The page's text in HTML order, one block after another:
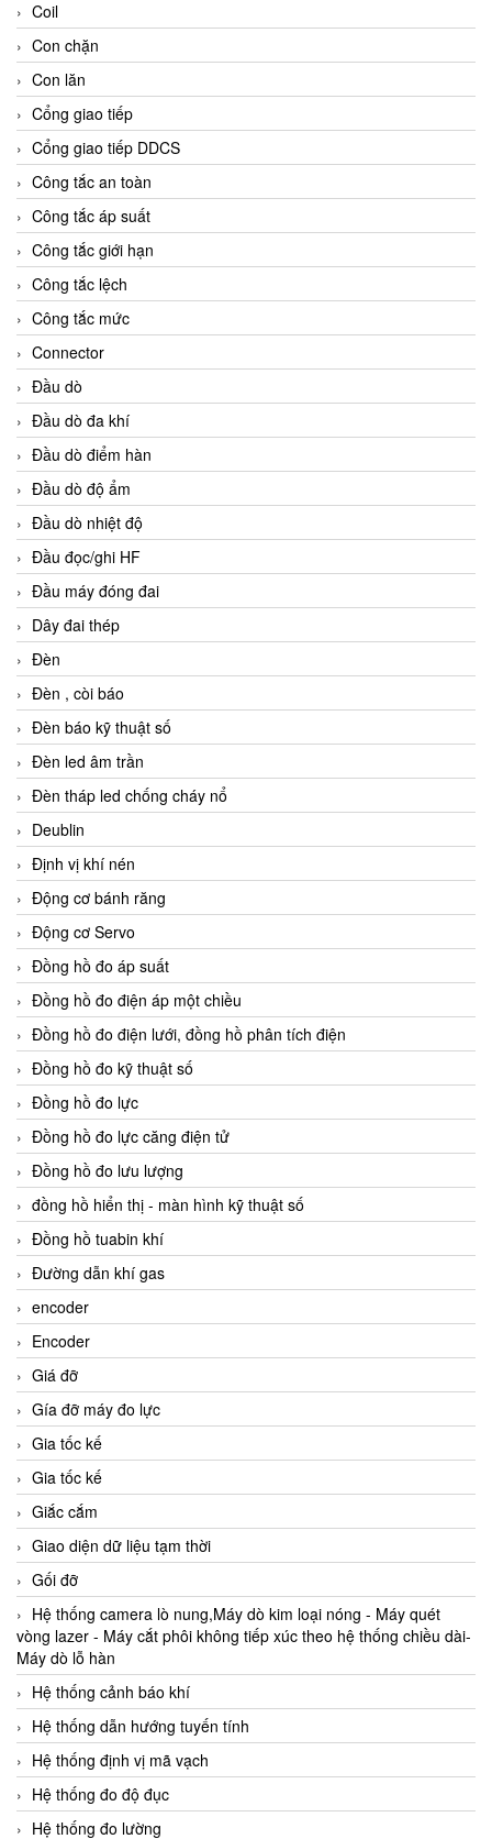
Coil
Con chặn
Con lăn
Cổng giao tiếp
Cổng giao tiếp DDCS
Công tắc an toàn
Công tắc áp suất
Công tắc giới hạn
Công tắc lệch
Công tắc mức
Connector
Đầu dò
Đầu dò đa khí
Đầu dò điểm hàn
Đầu dò độ ẩm
Đầu dò nhiệt độ
Đầu đọc/ghi HF
Đầu máy đóng đai
Dây đai thép
Đèn
Đèn , còi báo
Đèn báo kỹ thuật số
Đèn led âm trần
Đèn tháp led chống cháy nổ
Deublin
Định vị khí nén
Động cơ bánh răng
Động cơ Servo
Đồng hồ đo áp suất
Đồng hồ đo điện áp một chiều
Đồng hồ đo điện lưới, đồng hồ phân tích điện
Đồng hồ đo kỹ thuật số
Đồng hồ đo lực
Đồng hồ đo lực căng điện tử
Đồng hồ đo lưu lượng
đồng hồ hiển thị - màn hình kỹ thuật số
Đồng hồ tuabin khí
Đường dẫn khí gas
encoder
Encoder
Giá đỡ
Gía đỡ máy đo lực
Gia tốc kế
Gia tốc kế
Giắc cắm
Giao diện dữ liệu tạm thời
Gối đỡ
Hệ thống camera lò nung,Máy dò kim loại nóng - Máy quét
vòng lazer - Máy cắt phôi không tiếp xúc theo hệ thống chiều dài-
Máy dò lỗ hàn
Hệ thống cảnh báo khí
Hệ thống dẫn hướng tuyến tính
Hệ thống định vị mã vạch
Hệ thống đo độ đục
Hệ thống đo lường